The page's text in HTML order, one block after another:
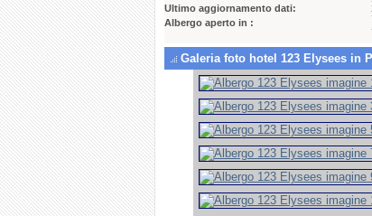
Ultimo aggiornamento dati:
Albergo aperto in :
Galeria foto hotel 123 Elysees in